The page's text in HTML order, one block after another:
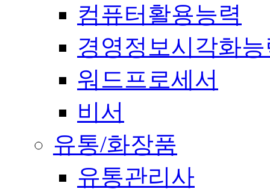
컴퓨터활용능력
경영정보시각화
워드프로세서
비서
유통/화장품
유통관리사